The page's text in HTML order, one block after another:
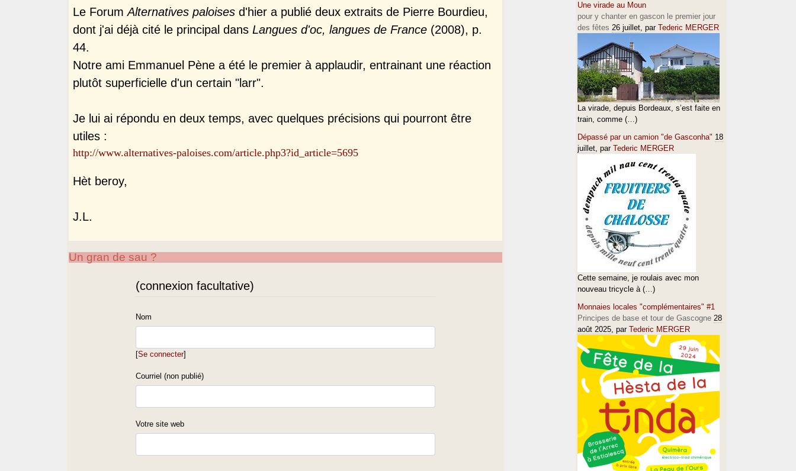
Le ForumAlternatives paloises d'hier a publié deux extraits de Pierre Bourdieu,
dont j'ai déjà cité le principal dansLangues d'oc, langues de France (2008), p.
44.
Notre ami Emmanuel Pène a été le premier à applaudir, entrainant une réaction
plutôt superficielle d'un certain "larr".
Je lui ai répondu en deux temps, avec quelques précisions qui pourront être
utiles :
http://www.alternatives-paloises.com/article.php3?id_article=5695
Hèt beroy,
J.L.
Un gran de sau ?
(connexion facultative)
Nom
[Se connecter]
Courriel (non publié)
Votre site web
Une virade au Moun
pour y chanter en gascon le premier jour
des fêtes 26 juillet, par Tederic MERGER
La virade, depuis Bordeaux, s’est faite en
train, comme (…)
Dépassé par un camion "de Gasconha" 18
juillet, par Tederic MERGER
Cette semaine, je roulais avec mon
nouveau tricycle à (…)
Monnaies locales "complémentaires" #1
Principes de base et tour de Gascogne 28
août 2025, par Tederic MERGER